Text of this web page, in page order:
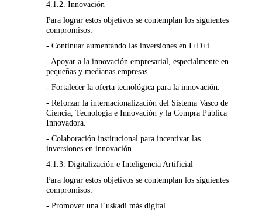
4.1.2. Innovación
Para lograr estos objetivos se contemplan los siguientes
compromisos:
- Continuar aumentando las inversiones en I+D+i.
- Apoyar a la innovación empresarial, especialmente en
pequeñas y medianas empresas.
- Fortalecer la oferta tecnológica para la innovación.
- Reforzar la internacionalización del Sistema Vasco de
Ciencia, Tecnología e Innovación y la Compra Pública
Innovadora.
- Colaboración institucional para incentivar las
inversiones en innovación.
4.1.3. Digitalización e Inteligencia Artificial
Para lograr estos objetivos se contemplan los siguientes
compromisos:
- Promover una Euskadi más digital.